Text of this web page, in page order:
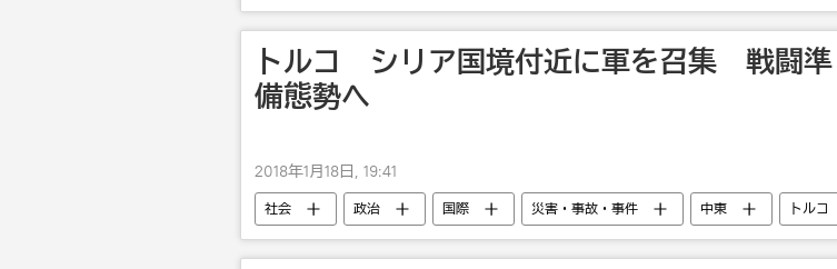
トルコ シリア国境付近に軍を召集 戦闘準
備態勢へ
2018年1月18日, 19:41
社会 政治 国際 災害・事故・事件 中東
トルコ
シリア